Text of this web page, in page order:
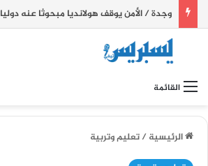
وجدة / الأمن يوقف هولانديا مبحوثا عنه دوليا
القائمة
الرئيسية/تعليم وتربية